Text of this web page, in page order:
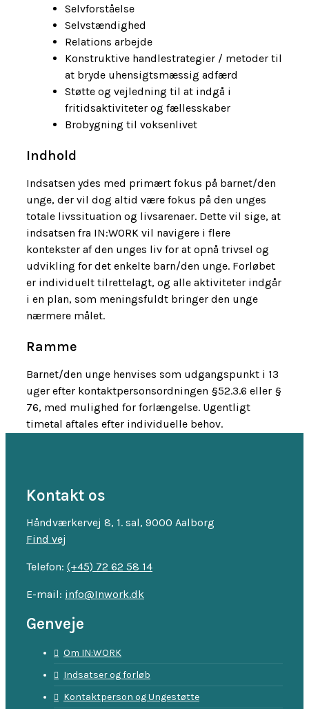
Selvforståelse
Selvstændighed
Relations arbejde
Konstruktive handlestrategier / metoder til
at bryde uhensigtsmæssig adfærd
Støtte og vejledning til at indgå i
fritidsaktiviteter og fællesskaber
Brobygning til voksenlivet
Indhold
Indsatsen ydes med primært fokus på barnet/den
unge, der vil dog altid være fokus på den unges
totale livssituation og livsarenaer. Dette vil sige, at
indsatsen fra IN:WORK vil navigere i flere
kontekster af den unges liv for at opnå trivsel og
udvikling for det enkelte barn/den unge. Forløbet
er individuelt tilrettelagt, og alle aktiviteter indgår
i en plan, som meningsfuldt bringer den unge
nærmere målet.
Ramme
Barnet/den unge henvises som udgangspunkt i 13
uger efter kontaktpersonsordningen §52.3.6 eller §
76, med mulighed for forlængelse. Ugentligt
timetal aftales efter individuelle behov.
Kontakt os
Håndværkervej 8, 1. sal, 9000 Aalborg
Find vej
Telefon: (+45) 72 62 58 14
E-mail: info@Inwork.dk
Genveje
Om IN:WORK
Indsatser og forløb
Kontaktperson og Ungestøtte